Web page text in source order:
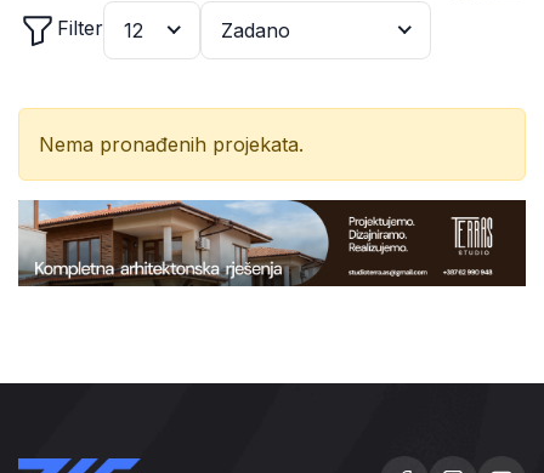
Filter
12 Zadano
Nema pronađenih projekata.